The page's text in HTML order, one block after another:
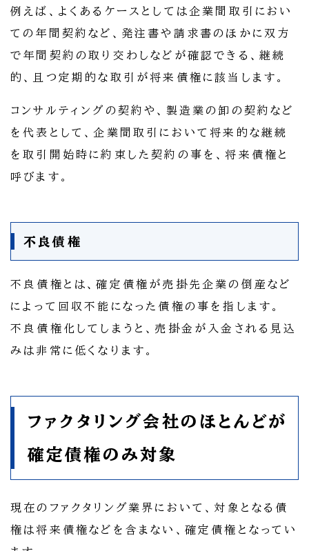
例えば、よくあるケースとしては企業間取引におい
ての年間契約など、発注書や請求書のほかに双方
で年間契約の取り交わしなどが確認できる、継続
的、且つ定期的な取引が将来債権に該当します。
コンサルティングの契約や、製造業の卸の契約など
を代表として、企業間取引において将来的な継続
を取引開始時に約束した契約の事を、将来債権と
呼びます。
不良債権
不良債権とは、確定債権が売掛先企業の倒産など
によって回収不能になった債権の事を指します。
不良債権化してしまうと、売掛金が入金される見込
みは非常に低くなります。
ファクタリング会社のほとんどが
確定債権のみ対象
現在のファクタリング業界において、対象となる債
権は将来債権などを含まない、確定債権となってい